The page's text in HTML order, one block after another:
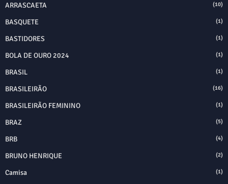
ARRASCAETA (10)
BASQUETE (1)
BASTIDORES (1)
BOLA DE OURO 2024 (1)
BRASIL (1)
BRASILEIRÃO (16)
BRASILEIRÃO FEMININO (1)
BRAZ (5)
BRB (4)
BRUNO HENRIQUE (2)
Camisa (1)